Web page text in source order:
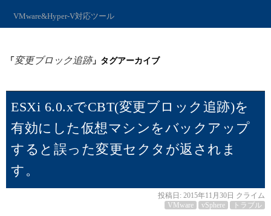
VMware&Hyper-V対応ツール
「 変更ブロック追跡」タグアーカイブ
ESXi 6.0.xでCBT(変更ブロック追跡)を
有効にした仮想マシンをバックアップ
すると誤った変更セクタが返されま
す。
投稿日: 2015年11月30日 クライム
VMware
vSphere トラブル